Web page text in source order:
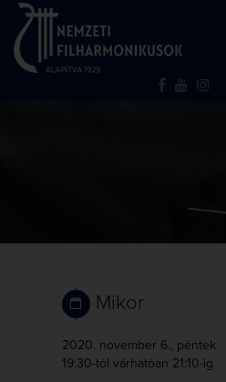
Mikor
2020. november 6., péntek
19:30-tól várhatóan 21:10-ig